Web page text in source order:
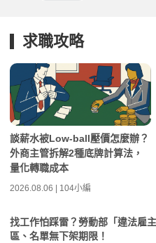
求職攻略
談薪水被Low-ball壓價怎麼辦？
外商主管拆解2種底牌計算法，
量化轉職成本
2026.08.06 | 104小編
找工作怕踩雷？勞動部「違法雇
區、名單無下架期限！